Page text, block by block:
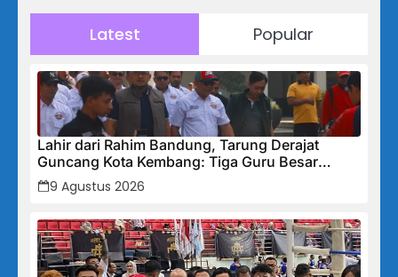
Latest Popular
Lahir dari Rahim Bandung, Tarung Derajat
Guncang Kota Kembang: Tiga Guru Besar
Hadirkan Semangat Baru, Linmas Dijadikan
Garda Keamanan Terlatih
9 Agustus 2026